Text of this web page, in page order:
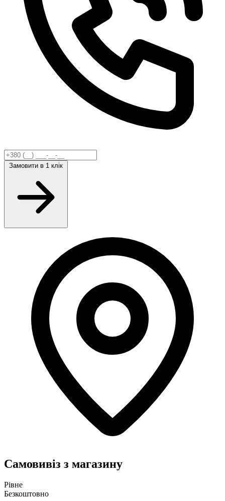
Замовити в 1 клік
Самовивіз з магазину
Рівне
Безкоштовно